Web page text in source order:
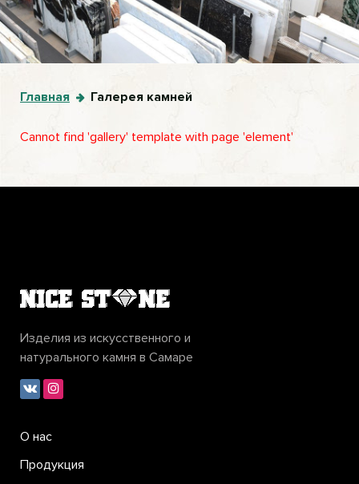
Главная Галерея камней
Cannot find 'gallery' template with page 'element'
Изделия из искусственного и
натурального камня в Самаре
О нас
Продукция